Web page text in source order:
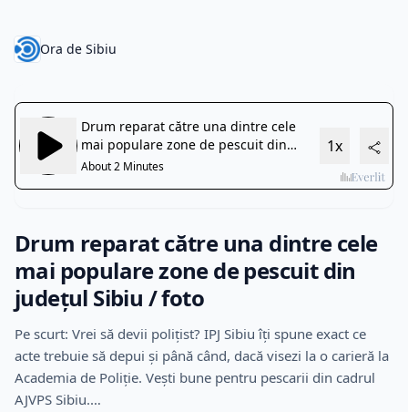
Ora de Sibiu
Drum reparat către una dintre cele
mai populare zone de pescuit din
județul Sibiu / foto
Pe scurt: Vrei să devii polițist? IPJ Sibiu îți spune exact ce
acte trebuie să depui și până când, dacă visezi la o carieră la
Academia de Poliție. Vești bune pentru pescarii din cadrul
AJVPS Sibiu.…